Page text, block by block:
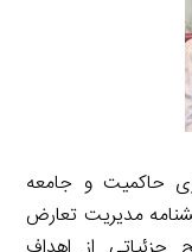
حاکمیت و جامعه
مدیریت تعارض